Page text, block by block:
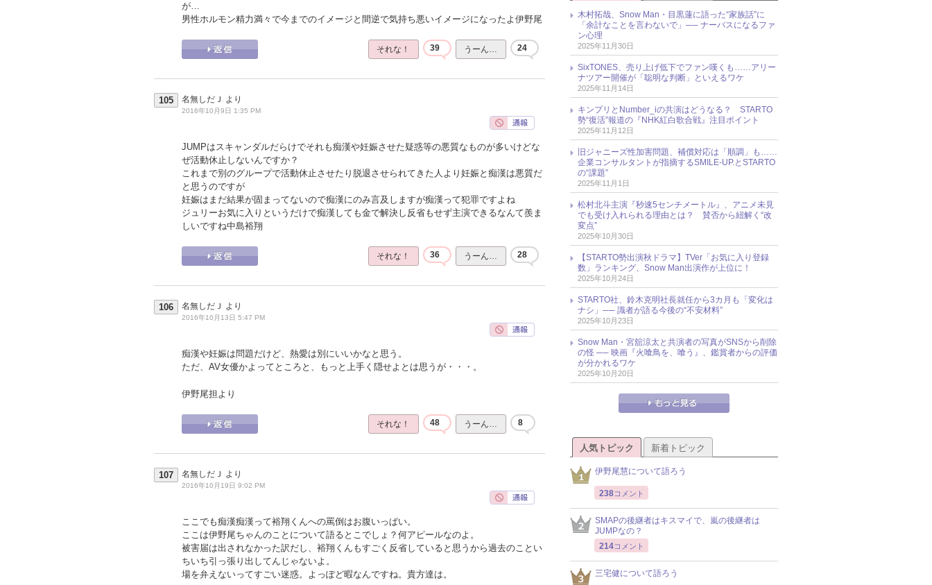
が…
男性ホルモン精力満々で今までのイメージと間逆で気持ち悪いイメージになったよ伊野尾
それな！ 39 うーん… 24
105 名無しだＪ より
2016年10月9日 1:35 PM
JUMPはスキャンダルだらけでそれも痴漢や妊娠させた疑惑等の悪質なものが多いけどな
ぜ活動休止しないんですか？
これまで別のグループで活動休止させたり脱退させられてきた人より妊娠と痴漢は悪質だ
と思うのですが
妊娠はまだ結果が固まってないので痴漢にのみ言及しますが痴漢って犯罪ですよね
ジュリーお気に入りというだけで痴漢しても金で解決し反省もせず主演できるなんて羨ま
しいですね中島裕翔
それな！ 36 うーん… 28
106 名無しだＪ より
2016年10月13日 5:47 PM
痴漢や妊娠は問題だけど、熱愛は別にいいかなと思う。
ただ、AV女優かよってところと、もっと上手く隠せよとは思うが・・・。
伊野尾担より
それな！ 48 うーん… 8
107 名無しだＪ より
2016年10月19日 9:02 PM
ここでも痴漢痴漢って裕翔くんへの罵倒はお腹いっぱい。
ここは伊野尾ちゃんのことについて語るとこでしょ？何アピールなのよ。
被害届は出されなかった訳だし、裕翔くんもすごく反省していると思うから過去のことい
ちいち引っ張り出してんじゃないよ。
場を弁えないってすごい迷惑。よっぽど暇なんですね。貴方達は。
木村拓哉、Snow Man・目黒蓮に語った“家族話”に
「余計なことを言わないで」── ナーバスになるファ
ン心理
2025年11月30日
SixTONES、売り上げ低下でファン嘆くも……アリー
ナツアー開催が「聡明な判断」といえるワケ
2025年11月14日
キンプリとNumber_iの共演はどうなる？ STARTO
勢“復活”報道の『NHK紅白歌合戦』注目ポイント
2025年11月12日
旧ジャニーズ性加害問題、補償対応は「順調」も……
企業コンサルタントが指摘するSMILE-UP.とSTARTO
の“課題”
2025年11月1日
松村北斗主演『秒速5センチメートル』、アニメ未見
でも受け入れられる理由とは？ 賛否から紐解く“改
変点”
2025年10月30日
【STARTO勢出演秋ドラマ】TVer「お気に入り登録
数」ランキング、Snow Man出演作が上位に！
2025年10月24日
STARTO社、鈴木克明社長就任から3カ月も「変化は
ナシ」── 識者が語る今後の“不安材料”
2025年10月23日
Snow Man・宮舘涼太と共演者の写真がSNSから削除
の怪 ── 映画『火喰鳥を、喰う』、鑑賞者からの評価
が分かれるワケ
2025年10月20日
人気トピック 新着トピック
伊野尾慧について語ろう
238コメント
SMAPの後継者はキスマイで、嵐の後継者は
JUMPなの？
214コメント
三宅健について語ろう